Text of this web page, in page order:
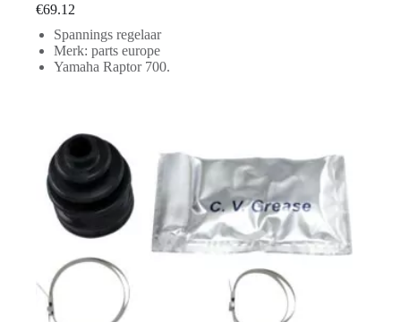
€69.12
Spannings regelaar
Merk: parts europe
Yamaha Raptor 700.